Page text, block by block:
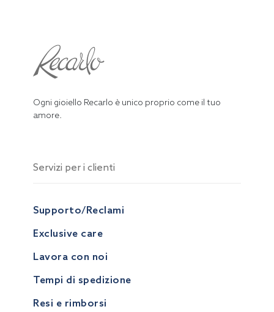
Ogni gioiello Recarlo è unico proprio come il tuo
amore.
Servizi per i clienti
Supporto/Reclami
Exclusive care
Lavora con noi
Tempi di spedizione
Resi e rimborsi